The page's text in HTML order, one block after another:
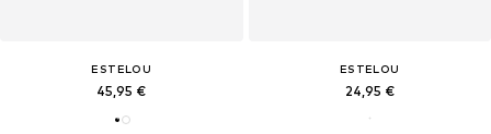
ESTELOU
45,95 €
ESTELOU
24,95 €